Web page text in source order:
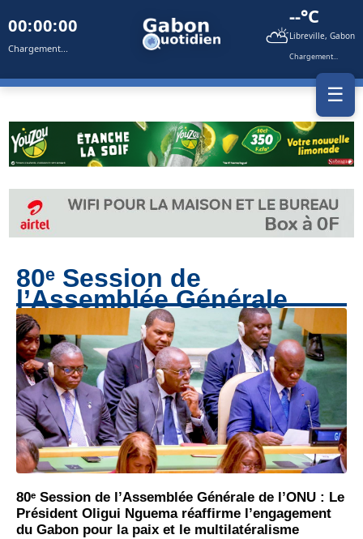
00:00:00
Chargement... ⛅
--°C
Libreville, Gabon
Chargement...
☰
80ᵉ Session de
l’Assemblée Générale
80ᵉ Session de l’Assemblée Générale de l’ONU : Le
Président Oligui Nguema réaffirme l’engagement
du Gabon pour la paix et le multilatéralisme